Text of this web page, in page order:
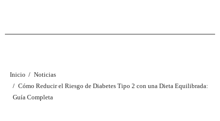
Inicio
Noticias
Cómo Reducir el Riesgo de Diabetes Tipo 2 con una Dieta Equilibrada:
Guía Completa